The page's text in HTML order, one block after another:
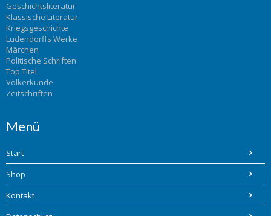
Geschichtsliteratur
Klassische Literatur
Kriegsgeschichte
Ludendorffs Werke
Märchen
Politische Schriften
Top Titel
Völkerkunde
Zeitschriften
Menü
Start
Shop
Kontakt